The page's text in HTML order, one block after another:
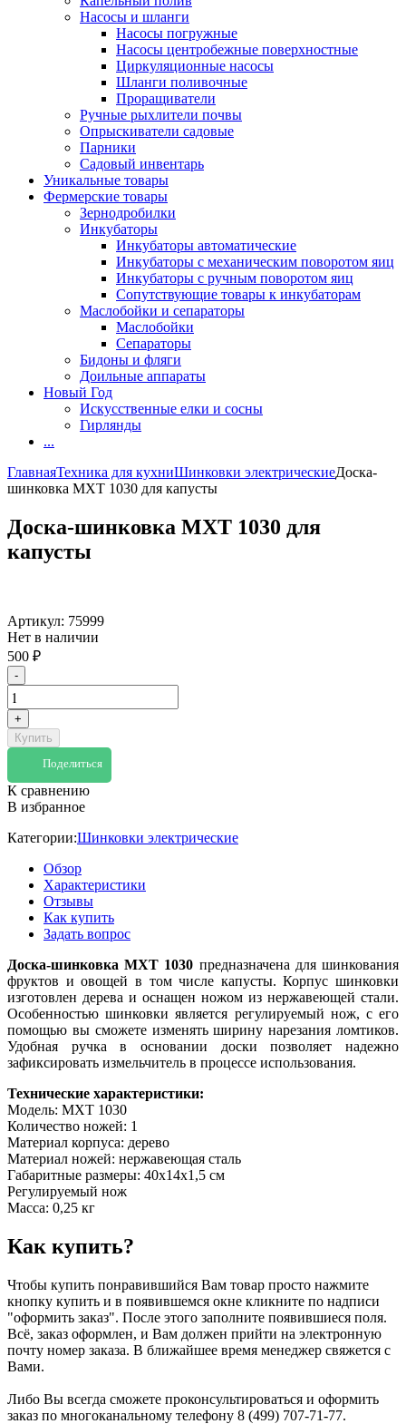
Насосы и шланги
Насосы погружные
Насосы центробежные поверхностные
Циркуляционные насосы
Шланги поливочные
Проращиватели
Ручные рыхлители почвы
Опрыскиватели садовые
Парники
Садовый инвентарь
Уникальные товары
Фермерские товары
Зернодробилки
Инкубаторы
Инкубаторы автоматические
Инкубаторы с механическим поворотом яиц
Инкубаторы с ручным поворотом яиц
Сопутствующие товары к инкубаторам
Маслобойки и сепараторы
Маслобойки
Сепараторы
Бидоны и фляги
Доильные аппараты
Новый Год
Искусственные елки и сосны
Гирлянды
...
ГлавнаяТехника для кухниШинковки электрическиеДоска-
шинковка МХТ 1030 для капусты
Доска-шинковка МХТ 1030 для
капусты
Артикул: 75999
Нет в наличии
500 ₽
-
+
Купить
Поделиться
К сравнению
В избранное
Категории:Шинковки электрические
Обзор
Характеристики
Отзывы
Как купить
Задать вопрос
Доска-шинковка МХТ 1030 предназначена для шинкования
фруктов и овощей в том числе капусты. Корпус шинковки
изготовлен дерева и оснащен ножом из нержавеющей стали.
Особенностью шинковки является регулируемый нож, с его
помощью вы сможете изменять ширину нарезания ломтиков.
Удобная ручка в основании доски позволяет надежно
зафиксировать измельчитель в процессе использования.
Технические характеристики:
Модель: МХТ 1030
Количество ножей: 1
Материал корпуса: дерево
Материал ножей: нержавеющая сталь
Габаритные размеры: 40х14х1,5 см
Регулируемый нож
Масса: 0,25 кг
Как купить?
Чтобы купить понравившийся Вам товар просто нажмите
кнопку купить и в появившемся окне кликните по надписи
"оформить заказ". После этого заполните появившиеся поля.
Всё, заказ оформлен, и Вам должен прийти на электронную
почту номер заказа. В ближайшее время менеджер свяжется с
Вами.
Либо Вы всегда сможете проконсультироваться и оформить
заказ по многоканальному телефону 8 (499) 707-71-77.